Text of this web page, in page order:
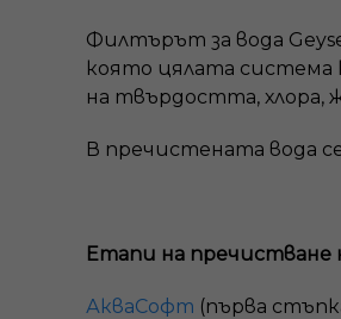
Филтърът за вода
която цялата система
на твърдостта, хлора,
В пречистената вода
Етапи на пречистване
АкваСофт (първа